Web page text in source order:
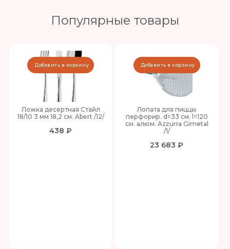
Популярные товары
Ложка десертная Стайл
18/10 3 мм 18,2 см. Abert /12/
438 ₽
Добавить в корзину
Лопата для пиццы
перфорир. d=33 см. l=120
см. алюм. Azzurra Gimetal
/1/
23 683 ₽
Добавить в корзину